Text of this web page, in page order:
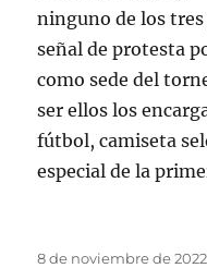
ninguno de los
señal de protesta
como sede del
ser ellos los
fútbol, camiseta
especial de la
Publicado
8 de noviembre de 2022